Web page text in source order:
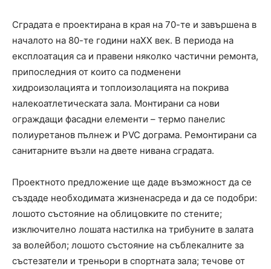
Сградата е проектирана в края на 70-те и завършена в
началото на 80-те години наXX век. В периода на
експлоатация са и правени няколко частични ремонта,
припоследния от които са подменени
хидроизолацията и топлоизолацията на покрива
налекоатлетическата зала. Монтирани са нови
ограждащи фасадни елементи – термо панелис
полиуретанов пълнеж и PVC дограма. Ремонтирани са
санитарните възли на двете нивана сградата.
Проектното предложение ще даде възможност да се
създаде необходимата жизненасреда и да се подобри:
лошото състояние на облицовките по стените;
изключително лошата настилка на трибуните в залата
за волейбол; лошото състояние на съблекалните за
състезатели и треньори в спортната зала; течове от